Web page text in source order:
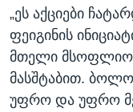
„ეს აქციები
ფეიგინის
მთელი
მასშტაბით. ბოლო
უფრო და უფრო